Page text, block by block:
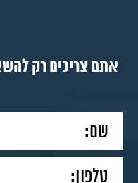
אתם צריכים רק